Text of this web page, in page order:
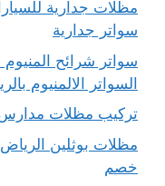
سواتر جدارية
السواتر الالمنيوم
تركيب مظلات مدارس و
خصم